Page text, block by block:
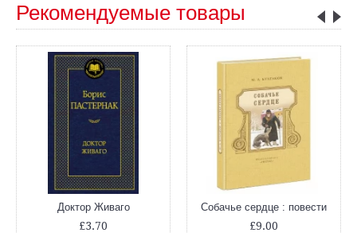
Рекомендуемые товары
Доктор Живаго
£3.70
Собачье сердце : повести
£9.00